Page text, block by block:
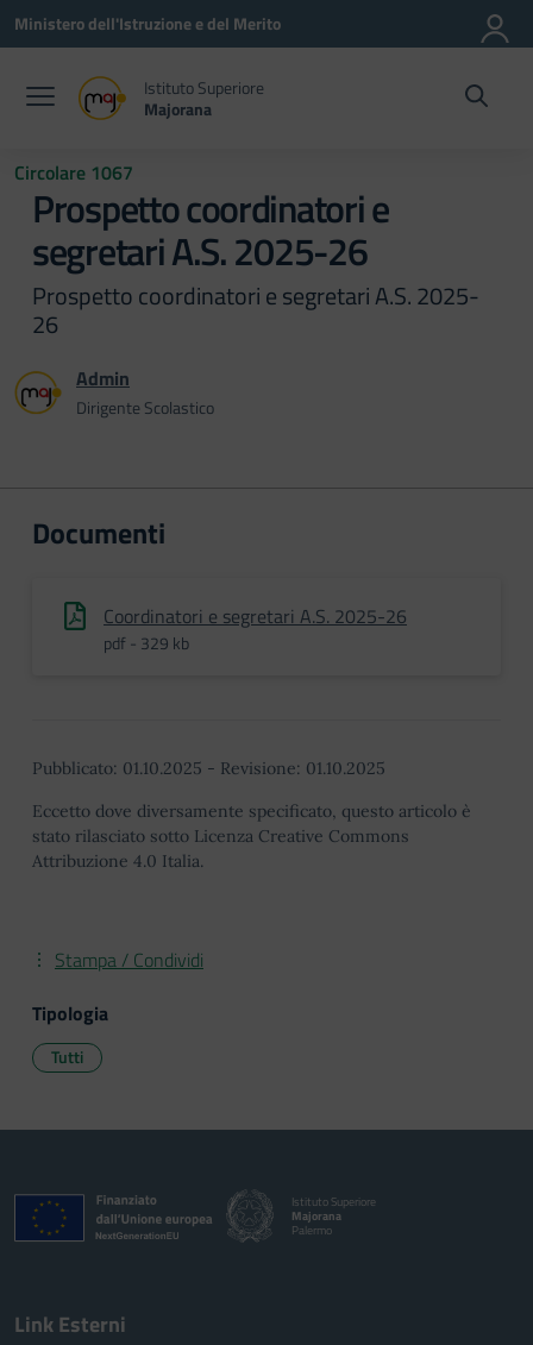
Vai ai contenuti
Vai al menu di navigazione
Vai al footer
Ministero dell'Istruzione e del Merito
Istituto Superiore
Majorana
Circolare 1067
Prospetto coordinatori e
segretari A.S. 2025-26
Prospetto coordinatori e segretari A.S. 2025-
26
Admin
Dirigente Scolastico
Documenti
Coordinatori e segretari A.S. 2025-26
pdf - 329 kb
Pubblicato: 01.10.2025 - Revisione: 01.10.2025
Eccetto dove diversamente specificato, questo articolo è
stato rilasciato sotto Licenza Creative Commons
Attribuzione 4.0 Italia.
Stampa / Condividi
Tipologia
Tutti
Istituto Superiore
Majorana
Palermo
Link Esterni